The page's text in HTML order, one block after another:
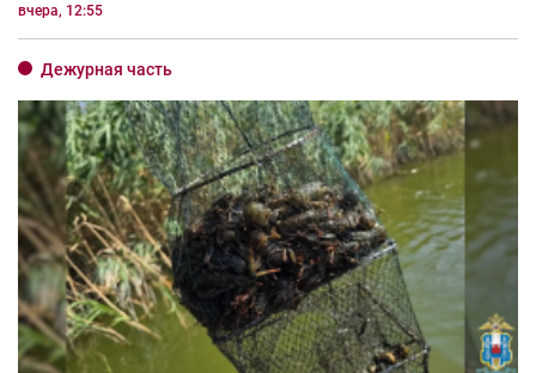
вчера, 12:55
Дежурная часть